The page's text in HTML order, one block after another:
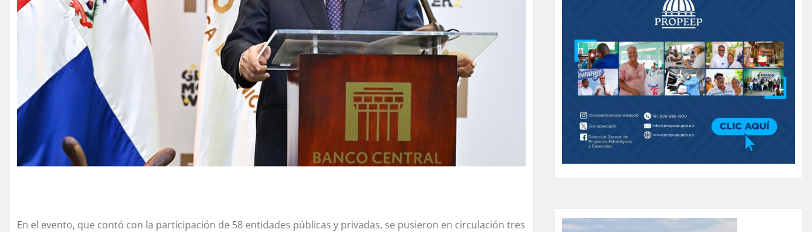
En el evento, que contó con la participación de 58 entidades públicas y privadas, se pusieron en circulación tres